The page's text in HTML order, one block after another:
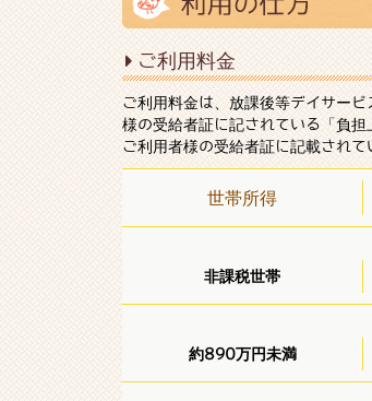
ご利用料金
ご利用料金は、放課後等デイサー
様の受給者証に記されている「負担
ご利用者様の受給者証に記載され
世帯所得
非課税世帯
約890万円未満